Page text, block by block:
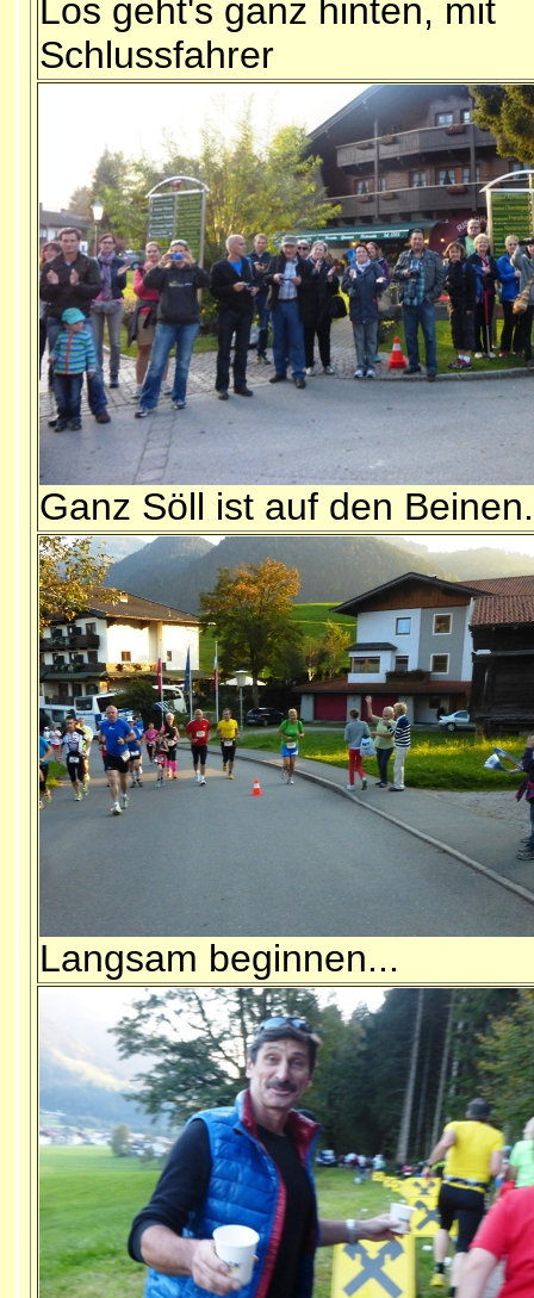
Los geht's ganz hinten, mit
Schlussfahrer
Ganz Söll ist auf den
Langsam beginnen...